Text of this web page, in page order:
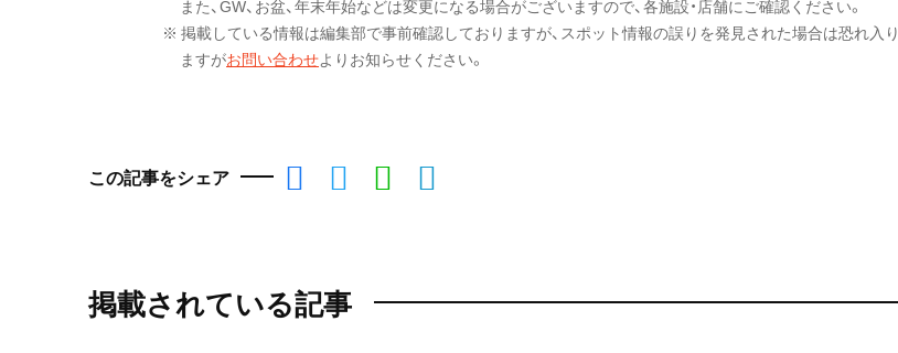
また、GW、お盆、年末年始などは変更になる場合がございますので、各施設・店舗にご確認ください。
※ 掲載している情報は編集部で事前確認しておりますが、スポット情報の誤りを発見された場合は恐れ入り
ますがお問い合わせよりお知らせください。
この記事をシェア
掲載されている記事